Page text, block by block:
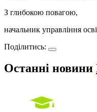
З глибокою повагою,
начальник управління
Поділитись:
Останні новини